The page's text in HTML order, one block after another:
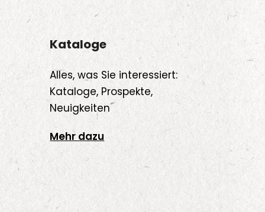
Kataloge
Alles, was Sie interessiert:
Kataloge, Prospekte,
Neuigkeiten
Mehr dazu